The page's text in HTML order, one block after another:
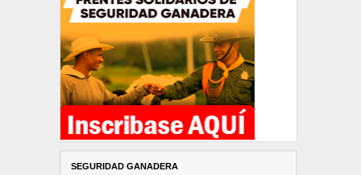
SEGURIDAD GANADERA